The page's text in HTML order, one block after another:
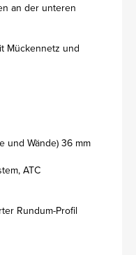
an der unteren
Mückennetz und
und Wände) 36 mm
ATC
Rundum-Profil